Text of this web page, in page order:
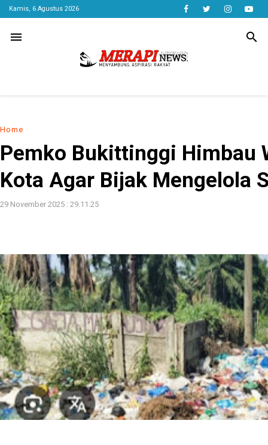
Kamis, 6 Agustus 2026
menu search
Home
Pemko Bukittinggi Himbau
Kota Agar Bijak Mengelola
29 November 2025 : 29.11.25